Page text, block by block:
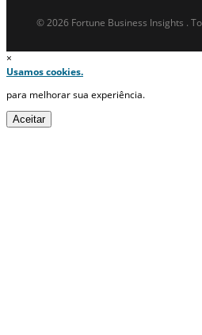
© 2026 Fortune Business Insights .
×
Usamos cookies.
para melhorar sua experiência.
Aceitar